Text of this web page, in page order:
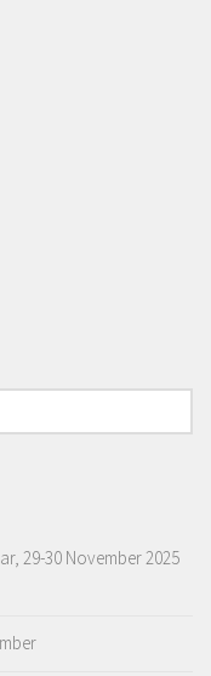
29-30 November 2025